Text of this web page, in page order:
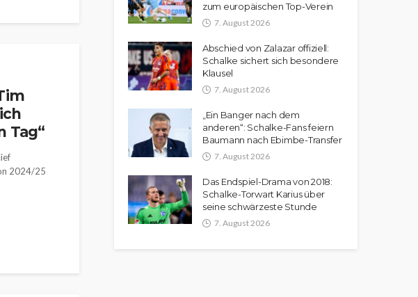
Tag“
2024/25
zum europäischen Top-Verein
7. August 2026
Abschied von Zalazar offiziell:
Schalke sichert sich besondere
Klausel
7. August 2026
„Ein Banger nach dem
anderen“: Schalke-Fans feiern
Baumann nach Ebimbe-Transfer
7. August 2026
Das Endspiel-Drama von 2018:
Schalke-Torwart Karius über
seine schwärzeste Stunde
7. August 2026